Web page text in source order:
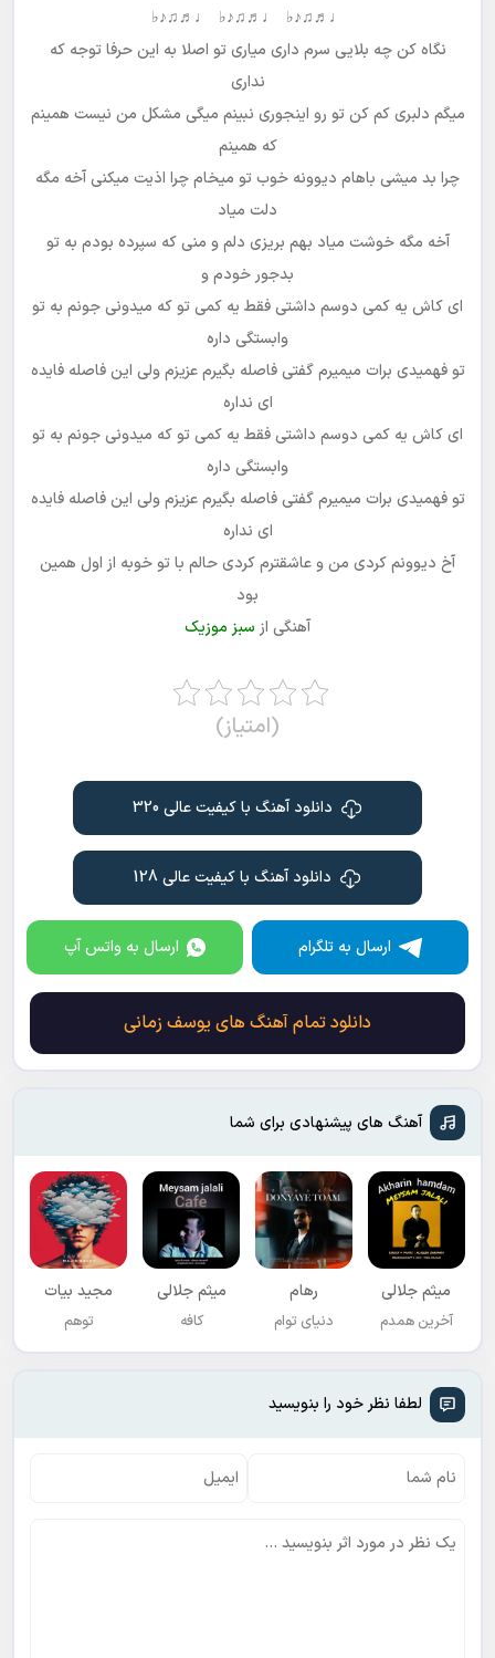
♩♬♫♪♭
♩♬♫♪♭
♩♬♫♪♭
نگاه کن چه بلایی سرم داری میاری تو اصلا به این حرفا توجه که
نداری
میگم دلبری کم کن تو رو اینجوری نبینم میگی مشکل من نیست همینم
که همینم
چرا بد میشی باهام دیوونه خوب تو میخام چرا اذیت میکنی آخه مگه
دلت میاد
آخه مگه خوشت میاد بهم بریزی دلم و منی که سپرده بودم به تو
بدجور خودم و
ای کاش یه کمی دوسم داشتی فقط یه کمی تو که میدونی جونم به تو
وابستگی داره
تو فهمیدی برات میمیرم گفتی فاصله بگیرم عزیزم ولی این فاصله فایده
ای نداره
ای کاش یه کمی دوسم داشتی فقط یه کمی تو که میدونی جونم به تو
وابستگی داره
تو فهمیدی برات میمیرم گفتی فاصله بگیرم عزیزم ولی این فاصله فایده
ای نداره
آخ دیوونم کردی من و عاشقترم کردی حالم با تو خوبه از اول همین
بود
آهنگی از سبز موزیک
(امتیاز)
دانلود آهنگ با کیفیت عالی 320
دانلود آهنگ با کیفیت عالی 128
ارسال به تلگرام ارسال به واتس آپ
دانلود تمام آهنگ های یوسف زمانی
آهنگ های پیشنهادی برای شما
میثم جلالی
آخرین همدم
رهام
دنیای توام
میثم جلالی
کافه
مجید بیات
توهم
لطفا نظر خود را بنویسید